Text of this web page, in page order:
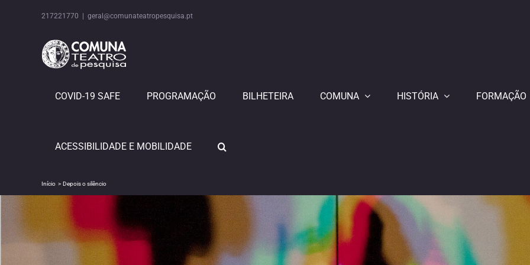
217221770 geral@comunateatropesquisa.pt
COVID-19 SAFE PROGRAMAÇÃO BILHETEIRA COMUNA HISTÓRIA FORMAÇÃO
ACESSIBILIDADE E MOBILIDADE
Início Depois o silêncio